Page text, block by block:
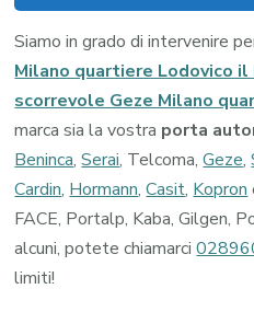
Siamo in grado di intervenire
Milano quartiere Lodovico il
scorrevole Geze Milano
marca sia la vostra porta
Beninca,Serai, Telcoma,Geze,
Cardin, Hormann,Casit, Kopron
FACE, Portalp, Kaba, Gilgen,
alcuni, potete chiamarci
limiti!